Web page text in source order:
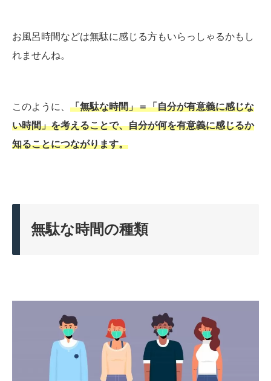
お風呂時間などは無駄に感じる方もいらっしゃるかもし
れませんね。
このように、 「無駄な時間」＝「自分が有意義に感じな
い時間」を考えることで、自分が何を有意義に感じるか
知ることにつながります。
無駄な時間の種類